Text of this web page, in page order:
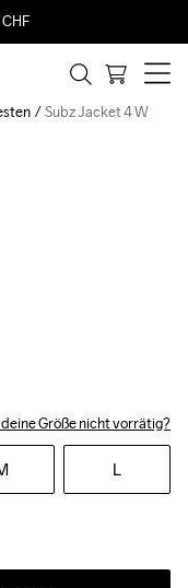
deine Größe nicht vorrätig?
L
Subz Jacket 4 W